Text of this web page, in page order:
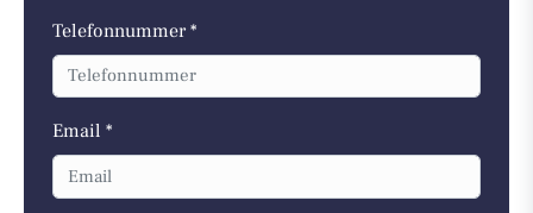
Telefonnummer *
Email *